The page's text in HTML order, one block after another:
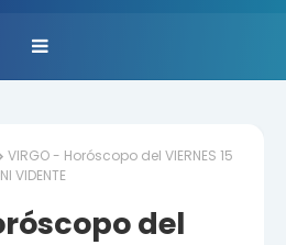
VIRGO - Horóscopo del VIERNES 15
VIDENTE
del